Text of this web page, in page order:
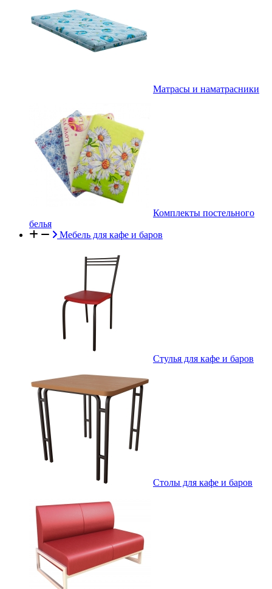
Матрасы и наматрасники
Комплекты постельного
белья
Мебель для кафе и баров
Стулья для кафе и баров
Столы для кафе и баров